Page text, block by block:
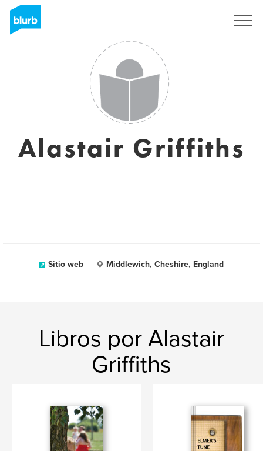
Alastair Griffiths
Sitio web Middlewich, Cheshire, England
Libros por Alastair
Griffiths